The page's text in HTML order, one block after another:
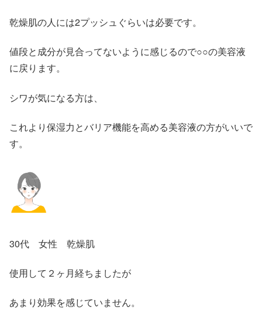
乾燥肌の人には2プッシュぐらいは必要です。
値段と成分が見合ってないように感じるので○○の美容液
に戻ります。
シワが気になる方は、
これより保湿力とバリア機能を高める美容液の方がいいで
す。
30代 女性 乾燥肌
使用して２ヶ月経ちましたが
あまり効果を感じていません。